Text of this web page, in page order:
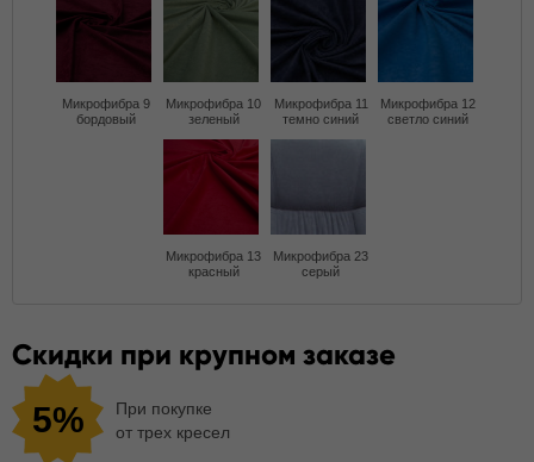
Микрофибра 9
бордовый
Микрофибра 10
зеленый
Микрофибра 11
темно синий
Микрофибра 12
светло синий
Микрофибра 13
красный
Микрофибра 23
серый
Скидки при крупном заказе
5%
При покупке
от трех кресел